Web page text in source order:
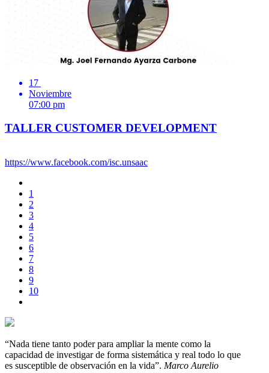
17
Noviembre
07:00 pm
TALLER CUSTOMER DEVELOPMENT
https://www.facebook.com/isc.unsaac
1
2
3
4
5
6
7
8
9
10
“Nada tiene tanto poder para ampliar la mente como la
capacidad de investigar de forma sistemática y real todo lo que
es susceptible de observación en la vida”. Marco Aurelio